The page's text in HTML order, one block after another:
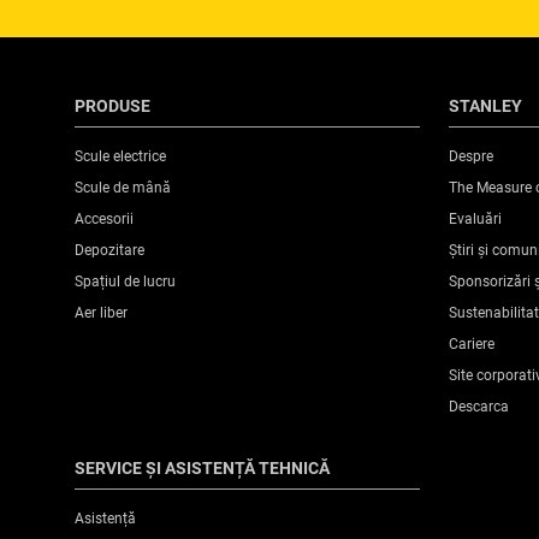
PRODUSE
Scule electrice
Scule de mână
Accesorii
Depozitare
Spațiul de lucru
Aer liber
STANLEY
Despre
The Measure
Evaluări
Știri și
Sponsorizări
Cariere
Site
Descarca
SERVICE ȘI ASISTENȚĂ TEHNICĂ
Asistență